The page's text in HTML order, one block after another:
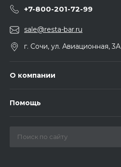
+7-800-201-72-99
sale@resta-bar.ru
г. Сочи, ул. Авиационная, 3А
О компании
Помощь